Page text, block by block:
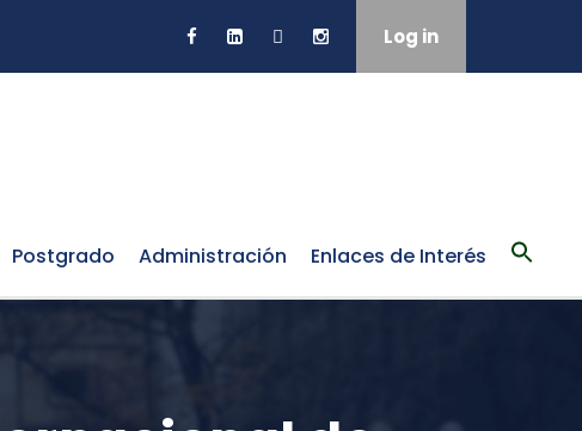
Log in
Postgrado Administración Enlaces de Interés